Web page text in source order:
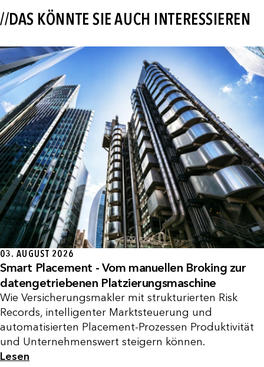
//DAS KÖNNTE SIE AUCH INTERESSIEREN
03. AUGUST 2026
Smart Placement - Vom manuellen Broking zur
datengetriebenen Platzierungsmaschine
Wie Versicherungsmakler mit strukturierten Risk
Records, intelligenter Marktsteuerung und
automatisierten Placement-Prozessen Produktivität
und Unternehmenswert steigern können.
Lesen